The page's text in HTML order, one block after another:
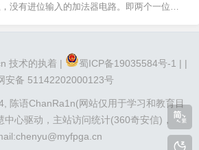
，其可以分为：变量译码和显示译码两类3-8
没有进位输入的加法器电路。即两个一位二
代码部分：选择器代码：在Src文件夹中新建 h
文件module half_adder...
技术的执着 | 蜀ICP备19035584号-1 | |
安备 51142202000123号
陈语ChanRa1n(网站仅用于学习和教育目
中心驱动， 主站访问统计(360奇安信) ，